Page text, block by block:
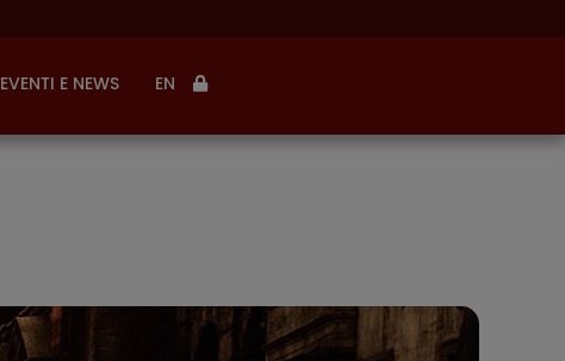
EVENTI E NEWS EN